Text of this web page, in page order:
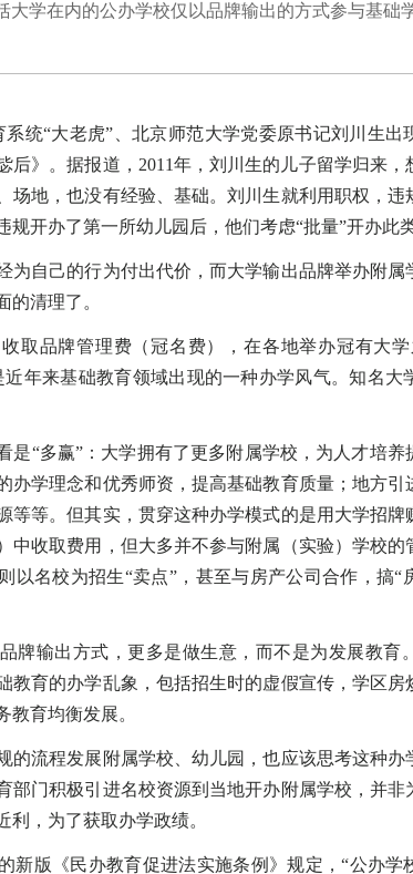
大学在内的公办学校仅以品牌输出的方式参与基础
“大老虎”、北京师范大学党委原书记刘川生出
后》。据报道，2011年，刘川生的儿子留学归来，
场地，也没有经验、基础。刘川生就利用职权，违
规开办了第一所幼儿园后，他们考虑“批量”开办此
自己的行为付出代价，而大学输出品牌举办附属
的清理了。
品牌管理费（冠名费），在各地举办冠有大学
年来基础教育领域出现的一种办学风气。知名大
“多赢”：大学拥有了更多附属学校，为人才培养
办学理念和优秀师资，提高基础教育质量；地方引
等等。但其实，贯穿这种办学模式的是用大学招
中收取费用，但大多并不参与附属（实验）学校的
以名校为招生“卖点”，甚至与房产公司合作，搞“
输出方式，更多是做生意，而不是为发展教育
教育的办学乱象，包括招生时的虚假宣传，学区房
教育均衡发展。
流程发展附属学校、幼儿园，也应该思考这种办
部门积极引进名校资源到当地开办附属学校，并非
利，为了获取办学政绩。
版《民办教育促进法实施条例》规定，“公办学